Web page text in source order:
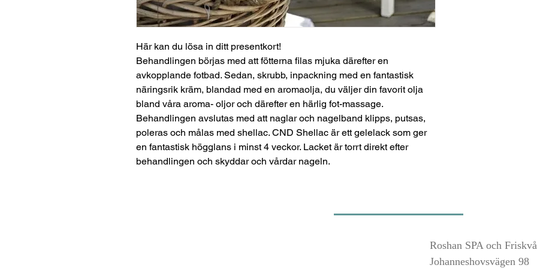
Här kan du lösa in ditt presentkort!
Behandlingen börjas med att fötterna filas mjuka därefter en
avkopplande fotbad. Sedan, skrubb, inpackning med en fantastisk
näringsrik kräm, blandad med en aromaolja, du väljer din favorit olja
bland våra aroma- oljor och därefter en härlig fot-massage.
Behandlingen avslutas med att naglar och nagelband klipps, putsas,
poleras och målas med shellac. CND Shellac är ett gelelack som ger
en fantastisk högglans i minst 4 veckor. Lacket är torrt direkt efter
behandlingen och skyddar och vårdar nageln.
Roshan SPA och
Johanneshovsvägen 98